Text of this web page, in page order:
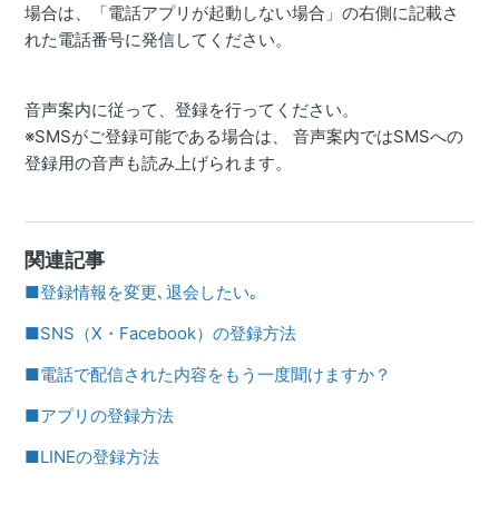
場合は、「電話アプリが起動しない場合」の右側に記載さ
れた電話番号に発信してください。
音声案内に従って、登録を行ってください。
※SMSがご登録可能である場合は、 音声案内ではSMSへの
登録用の音声も読み上げられます。
関連記事
■登録情報を変更､退会したい｡
■SNS（X・Facebook）の登録方法
■電話で配信された内容をもう一度聞けますか？
■アプリの登録方法
■LINEの登録方法